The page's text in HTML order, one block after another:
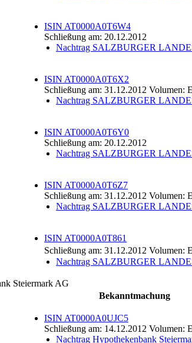
ISIN AT0000A0T6W4
Schließung am: 20.12.2012
Nachtrag SALZBURGER
ISIN AT0000A0T6X2
Schließung am: 31.12.2012 Volumen:
Nachtrag SALZBURGER
ISIN AT0000A0T6Y0
Schließung am: 20.12.2012
Nachtrag SALZBURGER
ISIN AT0000A0T6Z7
Schließung am: 31.12.2012 Volumen:
Nachtrag SALZBURGER
ISIN AT0000A0T861
Schließung am: 31.12.2012 Volumen:
Nachtrag SALZBURGER
Steiermark AG
Bekanntmachung
ISIN AT0000A0UJC5
Schließung am: 14.12.2012 Volumen:
Nachtrag Hypothekenbank